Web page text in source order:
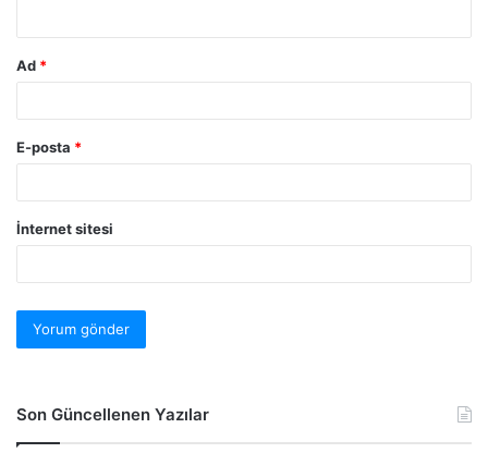
Ad *
E-posta *
İnternet sitesi
Son Güncellenen Yazılar